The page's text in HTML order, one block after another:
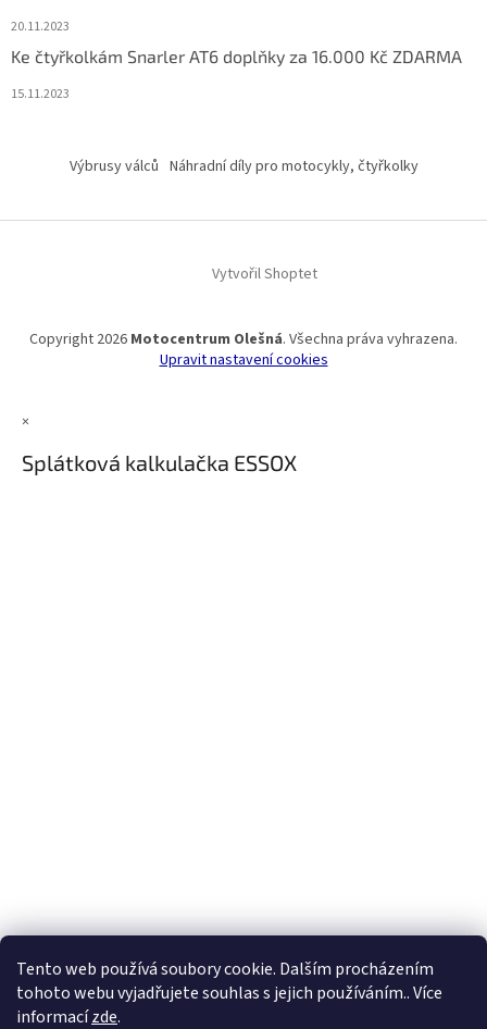
Tento web používá soubory cookie. Dalším procházením
tohoto webu vyjadřujete souhlas s jejich používáním.. Více
informacízde.
20.11.2023
Ke čtyřkolkám Snarler AT6 doplňky za 16.000 Kč ZDARMA
15.11.2023
Výbrusy válců Náhradní díly pro motocykly, čtyřkolky
Vytvořil Shoptet
Copyright 2026 Motocentrum Olešná. Všechna práva vyhrazena.
Upravit nastavení cookies
×
Splátková kalkulačka ESSOX